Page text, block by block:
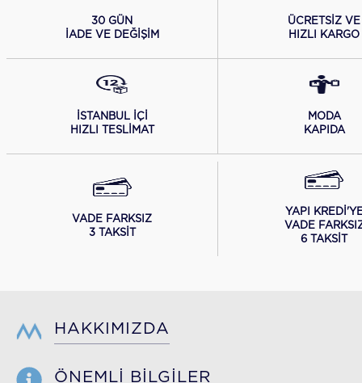
30 GÜN
İADE VE DEĞİŞİM
ÜCRETSİZ VE
HIZLI KARGO
İSTANBUL İÇİ
HIZLI TESLİMAT
MODA
KAPIDA
VADE FARKSIZ
3 TAKSİT
YAPI
VADE
6 TAKSİT
HAKKIMIZDA
ÖNEMLİ BİLGİLER